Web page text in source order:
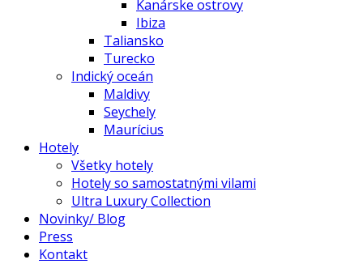
Kanárske ostrovy
Ibiza
Taliansko
Turecko
Indický oceán
Maldivy
Seychely
Maurícius
Hotely
Všetky hotely
Hotely so samostatnými vilami
Ultra Luxury Collection
Novinky/ Blog
Press
Kontakt